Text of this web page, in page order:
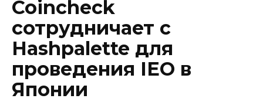
Coincheck
сотрудничает с
Hashpalette для
проведения IEO в
Японии